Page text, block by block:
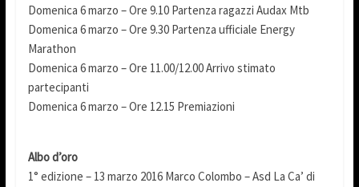
Domenica 6 marzo – Ore 9.10 Partenza ragazzi Audax Mtb
Domenica 6 marzo – Ore 9.30 Partenza ufficiale Energy
Marathon
Domenica 6 marzo – Ore 11.00/12.00 Arrivo stimato
partecipanti
Domenica 6 marzo – Ore 12.15 Premiazioni
Albo d’oro
1° edizione – 13 marzo 2016 Marco Colombo – Asd La Ca’ di